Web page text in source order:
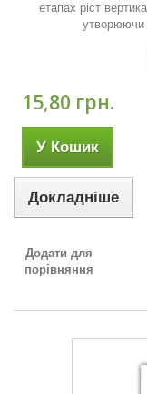
етапах ріст
утворюючи
15,80 грн.
У Кошик
Докладніше
Додати для
порівняння